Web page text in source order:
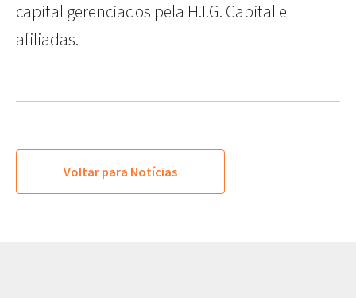
capital gerenciados pela H.I.G. Capital e
afiliadas.
Voltar para Notícias